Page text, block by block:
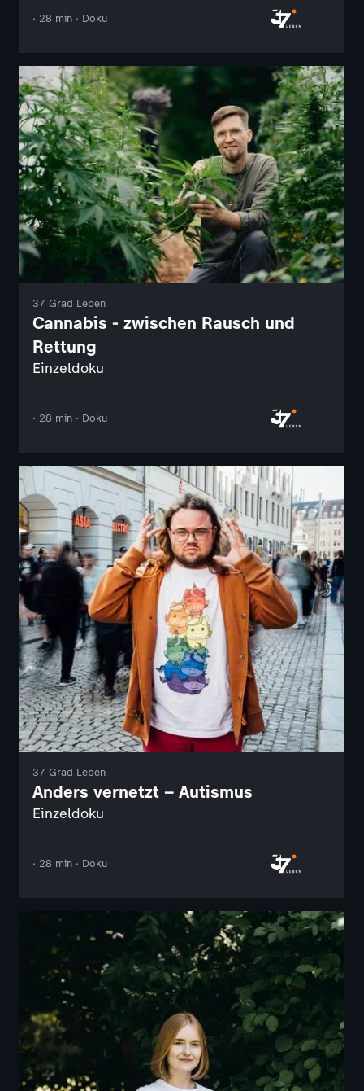
· 28 min · Doku
37 Grad Leben
Cannabis - zwischen Rausch und
Rettung
Einzeldoku
· 28 min · Doku
37 Grad Leben
Anders vernetzt – Autismus
Einzeldoku
· 28 min · Doku